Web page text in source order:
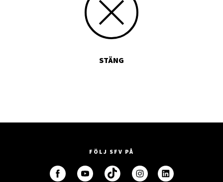
STÄNG
FÖLJ SFV PÅ